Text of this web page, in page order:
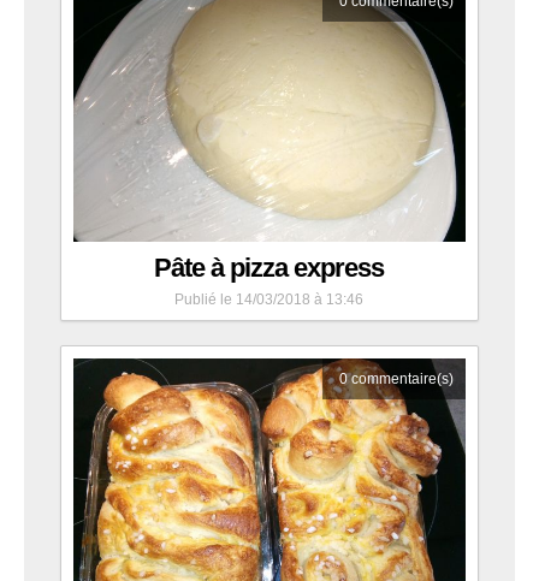
Pâte à pizza express
Publié le 14/03/2018 à 13:46
0commentaire(s)